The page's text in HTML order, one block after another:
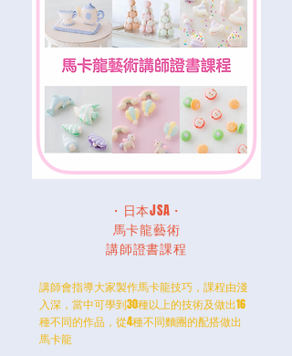
・日本JSA・
馬卡龍藝術
講師證書課程
講師會指導大家製作馬卡龍技巧，課程由淺
入深，當中可學到30種以上的技術及做出16
種不同的作品，從4種不同麵團的配搭做出
馬卡龍